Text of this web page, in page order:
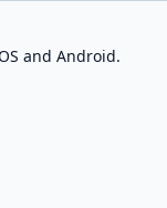
and Android.